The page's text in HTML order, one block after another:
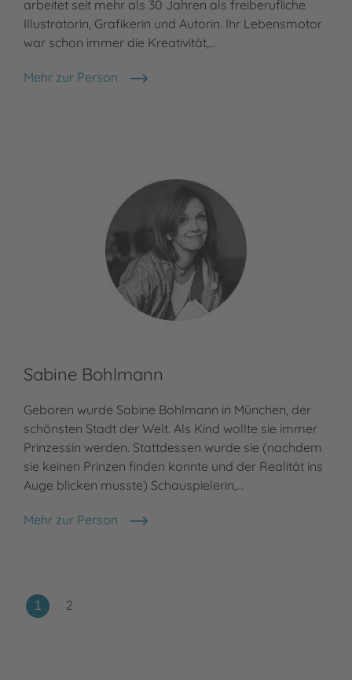
arbeitet seit mehr als 30 Jahren als freiberufliche
Illustratorin, Grafikerin und Autorin. Ihr Lebensmotor
war schon immer die Kreativität,…
Mehr zur Person
Christine Rechl
Sabine Bohlmann
Geboren wurde Sabine Bohlmann in München, der
schönsten Stadt der Welt. Als Kind wollte sie immer
Prinzessin werden. Stattdessen wurde sie (nachdem
sie keinen Prinzen finden konnte und der Realität ins
Auge blicken musste) Schauspielerin,…
Mehr zur Person
Sabine Bohlmann